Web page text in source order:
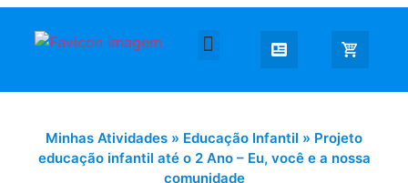
Minhas Atividades » Educação Infantil » Projeto
educação infantil até o 2 Ano – Eu, você e a nossa
comunidade